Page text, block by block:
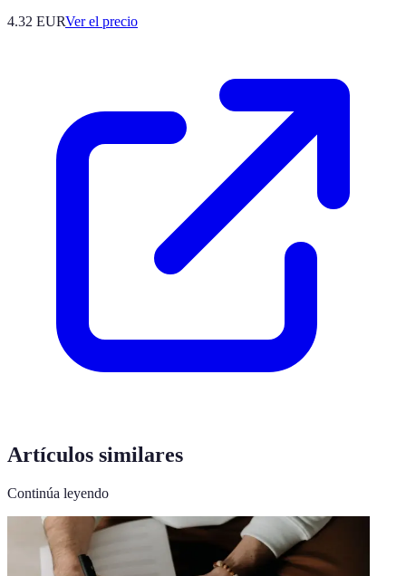
4.32 EURVer el precio
Artículos similares
Continúa leyendo